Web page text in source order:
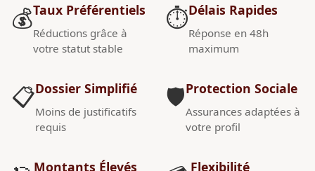
💰Taux Préférentiels
Réductions grâce à
votre statut stable
📋Dossier Simplifié
Moins de justificatifs
requis
Montants Élevés
⏱️Délais Rapides
Réponse en 48h
maximum
🛡️Protection Sociale
Assurances adaptées à
votre profil
Flexibilité